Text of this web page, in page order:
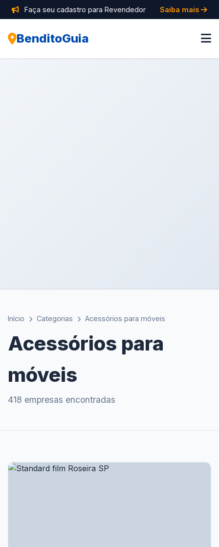
Faça seu cadastro para Revendedor Saiba mais
BenditoGuia
Início Categorias Acessórios para móveis
Acessórios para
móveis
418 empresas encontradas